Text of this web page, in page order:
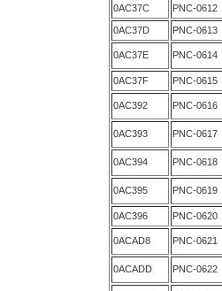
0AC37C PNC-0612
0AC37D PNC-0613
0AC37E PNC-0614
0AC37F PNC-0615
0AC392 PNC-0616
0AC393 PNC-0617
0AC394 PNC-0618
0AC395 PNC-0619
0AC396 PNC-0620
0ACAD8 PNC-0621
0ACADD PNC-0622